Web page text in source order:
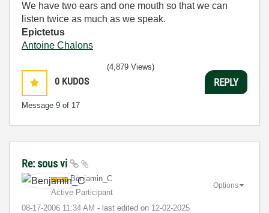
We have two ears and one mouth so that we can
listen twice as much as we speak.
Epictetus
Antoine Chalons
0 KUDOS
Message 9 of 17
(4,879 Views)
REPLY
Re: sous vi
Benjamin_C
Active Participant
‎08-17-2006 11:34 AM - last edited on ‎12-02-2025
Options